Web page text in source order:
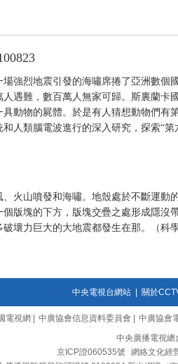
強烈地震引發的海嘯席捲了亞洲數個
遇難，數百萬人無家可歸。斯裏蘭卡
動物的屍體。於是有人猜想動物們有
人類腦電波進行的深入研究，探索“
火山噴發和海嘯。地殼處於不斷運動
版塊的下方，版塊交疊之處形成隱沒
壞力巨大的大地震都發生在那。（科學
中央電視台網站| 關於
電視網 中廣協會信息資料委員會 中廣協會
中央廣播電視總
京ICP證060535號
網絡文化經